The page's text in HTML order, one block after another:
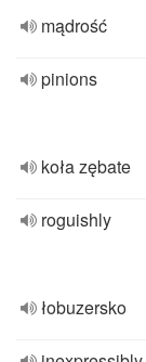
mądrość
pinions
koła zębate
roguishly
łobuzersko